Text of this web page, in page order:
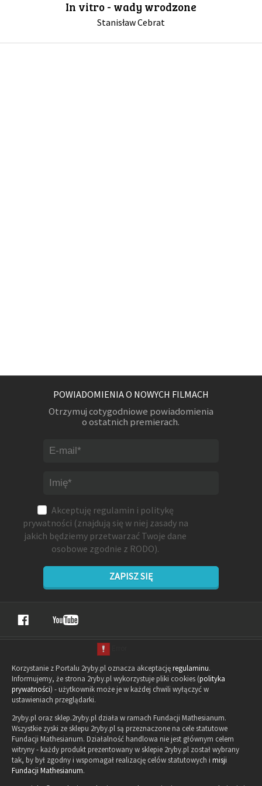
In vitro - wady wrodzone
Stanisław Cebrat
POWIADOMIENIA O NOWYCH FILMACH
Otrzymuj cotygodniowe powiadomienia
o ostatnich premierach.
Akceptuję regulamin i politykę
prywatności (znajdują się w niej zasady na
jakich będziemy przetwarzać Twoje dane
osobowe zgodnie z RODO).
ZAPISZ SIĘ
Korzystanie z Portalu 2ryby.pl oznacza akceptacjęregulaminu.
Informujemy, że strona 2ryby.pl wykorzystuje pliki cookies (polityka
prywatności) - użytkownik może je w każdej chwili wyłączyć w
ustawieniach przeglądarki.
2ryby.pl oraz sklep.2ryby.pl działa w ramach Fundacji Mathesianum.
Wszystkie zyski ze sklepu 2ryby.pl są przeznaczone na cele statutowe
Fundacji Mathesianum. Działalność handlowa nie jest głównym celem
witryny - każdy produkt prezentowany w sklepie 2ryby.pl został wybrany
tak, by był zgodny i wspomagał realizację celów statutowych i misji
Fundacji Mathesianum.